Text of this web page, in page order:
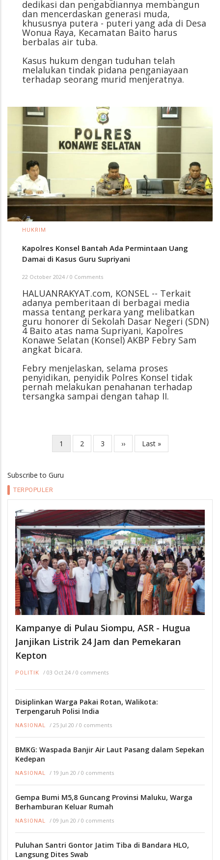
dedikasi dan pengabdiannya membangun
dan mencerdaskan generasi muda,
khususnya putera - puteri yang ada di Desa
Wonua Raya, Kecamatan Baito harus
berbalas air tuba.
Kasus hukum dengan tuduhan telah
melalukan tindak pidana penganiayaan
terhadap seorang murid menjeratnya.
HUKRIM
Kapolres Konsel Bantah Ada Permintaan Uang
Damai di Kasus Guru Supriyani
22 October 2024 / 0 Comments
HALUANRAKYAT.com, KONSEL -- Terkait
adanya pemberitaan di berbagai media
massa tentang perkara yang melibatkan
guru honorer di Sekolah Dasar Negeri (SDN)
4 Baito atas nama Supriyani, Kapolres
Konawe Selatan (Konsel) AKBP Febry Sam
angkat bicara.
Febry menjelaskan, selama proses
penyidikan, penyidik Polres Konsel tidak
pernah melakukan penahanan terhadap
tersangka sampai dengan tahap II.
Current
page
1 Page
2 Page
3
Next
page
››
Last
page
Last »
Subscribe to Guru
TERPOPULER
Kampanye di Pulau Siompu, ASR - Hugua
Janjikan Listrik 24 Jam dan Pemekaran
Kepton
POLITIK / 03 Oct 24 / 0 comments
Disiplinkan Warga Pakai Rotan, Walikota:
Terpengaruh Polisi India
NASIONAL / 25 Jul 20 / 0 comments
BMKG: Waspada Banjir Air Laut Pasang dalam Sepekan
Kedepan
NASIONAL / 19 Jun 20 / 0 comments
Gempa Bumi M5,8 Guncang Provinsi Maluku, Warga
Berhamburan Keluar Rumah
NASIONAL / 09 Jun 20 / 0 comments
Puluhan Santri Gontor Jatim Tiba di Bandara HLO,
Langsung Dites Swab